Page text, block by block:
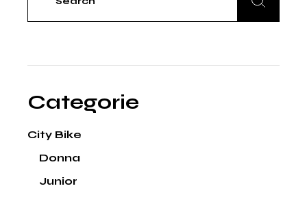
Categorie
City Bike
Donna
Junior